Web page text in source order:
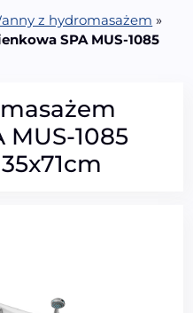
z hydromasażem »
SPA MUS-1085
MUS-1085